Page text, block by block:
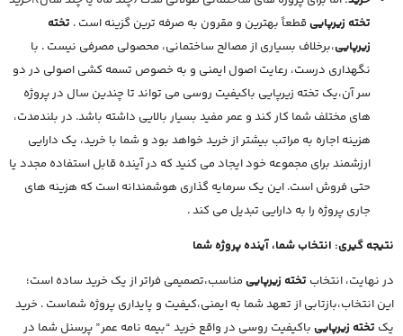
تخته زیرپاییقطعاً بهترین و مقرون به صرفه ترین گزینه است . تخته
زیرپایی،برخلاف بسیاری از مصالح ساختمانی، محصولی مصرفی نیست . با
نگهداری درست، رعایت اصول ایمنی و به خصوص تسمه کشی اصولی در دو
سر آن،یک تخته زیرپایی باکیفیت روسی می تواند تا چندین سال در پروژه
های مختلف شما کار کند و عمر مفید بسیار بالایی داشته باشد. در بلندمدت،
هزینه اجاره به مراتب بیشتر از خرید خواهد بود و شما با خرید، یک دارایی
ارزشمند برای مجموعه خود ایجاد می کنید که در آینده قابل استفاده مجدد یا
حتی فروش است. این یک سرمایه گذاری هوشمندانه است که هزینه های
جاری پروژه را به دارایی تبدیل می کند .
نتیجه گیری: انتخاب شما، آینده پروژه شما
در نهایت، انتخاب تخته زیرپاییمناسب،تصمیمی فراتر از یک خرید ساده است؛
این انتخاب،بازتابی از تعهد شما به ایمنی،کیفیت و پایداری پروژه شماست . خرید
یک تخته زیرپاییباکیفیت روسی در واقع خرید “بیمه نامه عمر” پرسنل شما در